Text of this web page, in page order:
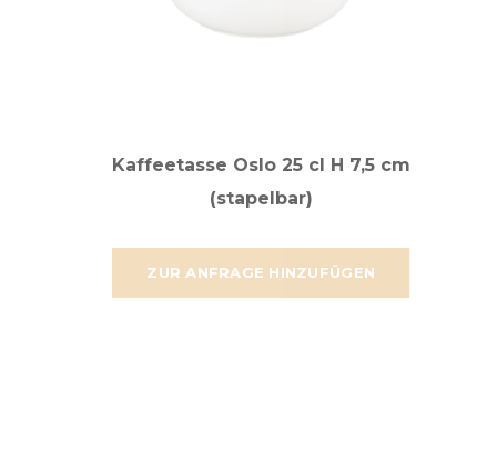
ZUR ANFRAGE HINZUFÜGEN
Kaffeetasse Oslo 25 cl H 7,5 cm
(stapelbar)